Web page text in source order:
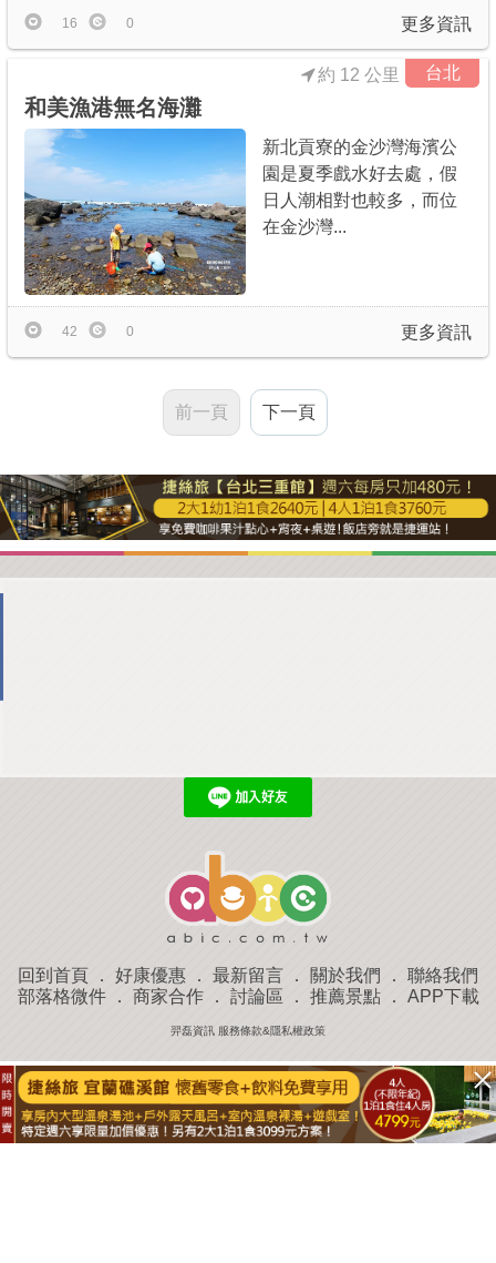
更多資訊
16 0
台北
約 12 公里
和美漁港無名海灘
新北貢寮的金沙灣海濱公
園是夏季戲水好去處，假
日人潮相對也較多，而位
在金沙灣...
更多資訊
42 0
前一頁 下一頁
回到首頁 ． 好康優惠 ． 最新留言 ． 關於我們 ． 聯絡我們
部落格微件． 商家合作． 討論區 ． 推薦景點． APP下載
羿磊資訊 服務條款&隱私權政策